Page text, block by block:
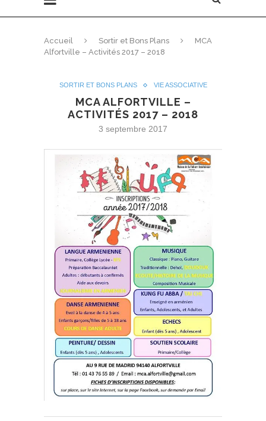
Accueil Sortir et Bons Plans
MCA
Alfortville – Activités 2017 – 2018
SORTIR ET BONS PLANS VIE ASSOCIATIVE
MCA ALFORTVILLE –
ACTIVITÉS 2017 – 2018
3 septembre 2017